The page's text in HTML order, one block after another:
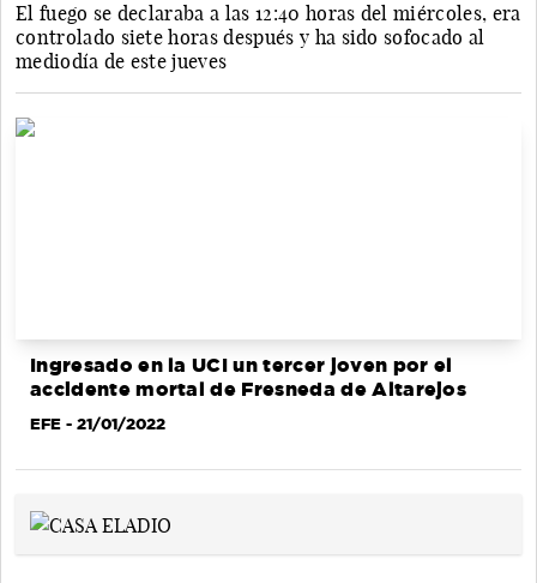
El fuego se declaraba a las 12:40 horas del miércoles, era
controlado siete horas después y ha sido sofocado al
mediodía de este jueves
Ingresado en la UCI un tercer joven por el
accidente mortal de Fresneda de Altarejos
EFE - 21/01/2022